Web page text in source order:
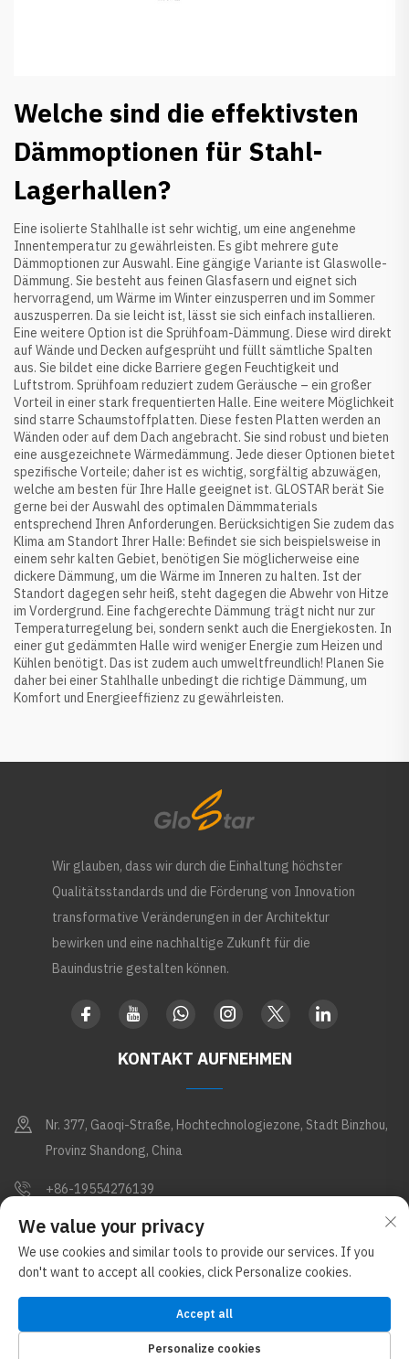
Welche sind die effektivsten
Dämmoptionen für Stahl-
Lagerhallen?
Eine isolierte Stahlhalle ist sehr wichtig, um eine angenehme
Innentemperatur zu gewährleisten. Es gibt mehrere gute
Dämmoptionen zur Auswahl. Eine gängige Variante ist Glaswolle-
Dämmung. Sie besteht aus feinen Glasfasern und eignet sich
hervorragend, um Wärme im Winter einzusperren und im Sommer
auszusperren. Da sie leicht ist, lässt sie sich einfach installieren.
Eine weitere Option ist die Sprühfoam-Dämmung. Diese wird direkt
auf Wände und Decken aufgesprüht und füllt sämtliche Spalten
aus. Sie bildet eine dicke Barriere gegen Feuchtigkeit und
Luftstrom. Sprühfoam reduziert zudem Geräusche – ein großer
Vorteil in einer stark frequentierten Halle. Eine weitere Möglichkeit
sind starre Schaumstoffplatten. Diese festen Platten werden an
Wänden oder auf dem Dach angebracht. Sie sind robust und bieten
eine ausgezeichnete Wärmedämmung. Jede dieser Optionen bietet
spezifische Vorteile; daher ist es wichtig, sorgfältig abzuwägen,
welche am besten für Ihre Halle geeignet ist. GLOSTAR berät Sie
gerne bei der Auswahl des optimalen Dämmmaterials
entsprechend Ihren Anforderungen. Berücksichtigen Sie zudem das
Klima am Standort Ihrer Halle: Befindet sie sich beispielsweise in
einem sehr kalten Gebiet, benötigen Sie möglicherweise eine
dickere Dämmung, um die Wärme im Inneren zu halten. Ist der
Standort dagegen sehr heiß, steht dagegen die Abwehr von Hitze
im Vordergrund. Eine fachgerechte Dämmung trägt nicht nur zur
Temperaturregelung bei, sondern senkt auch die Energiekosten. In
einer gut gedämmten Halle wird weniger Energie zum Heizen und
Kühlen benötigt. Das ist zudem auch umweltfreundlich! Planen Sie
daher bei einer Stahlhalle unbedingt die richtige Dämmung, um
Komfort und Energieeffizienz zu gewährleisten.
Wir glauben, dass wir durch die Einhaltung höchster
Qualitätsstandards und die Förderung von Innovation
transformative Veränderungen in der Architektur
bewirken und eine nachhaltige Zukunft für die
Bauindustrie gestalten können.
KONTAKT AUFNEHMEN
Nr. 377, Gaoqi-Straße, Hochtechnologiezone, Stadt Binzhou,
Provinz Shandong, China
+86-19554276139
[email protected]
Copyright © Shandong Apex Metal Products Co., Ltd. Alle Rechte
vorbehalten (im Glostar New Materials Group-Konzern)
Datenschutzrichtlinie Blog
We value your privacy
We use cookies and similar tools to provide our services. If you
don't want to accept all cookies, click Personalize cookies.
Personalize cookies
Accept all